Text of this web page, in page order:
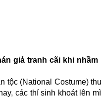
giả tranh cãi khi
tộc (National Costume)
các thí sinh khoát lên